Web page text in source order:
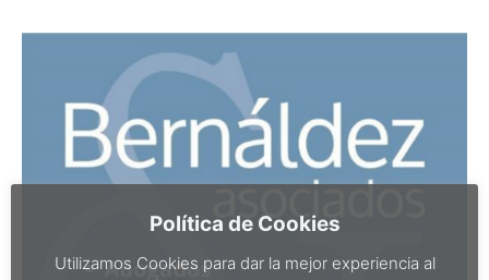
Política de Cookies
Utilizamos Cookies para dar la mejor experiencia al